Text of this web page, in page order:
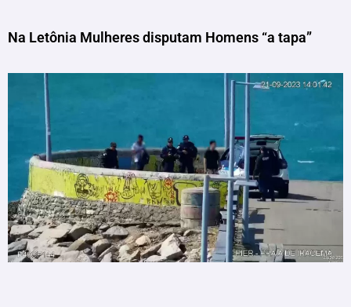
Na Letônia Mulheres disputam Homens “a tapa”